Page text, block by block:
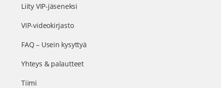
Liity VIP-jäseneksi
VIP-videokirjasto
FAQ – Usein kysyttyä
Yhteys & palautteet
Tiimi